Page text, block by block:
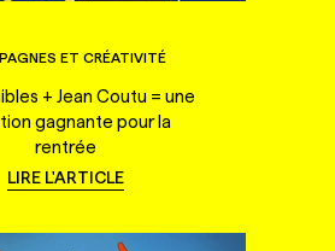
ET CRÉATIVITÉ
+ Jean Coutu = une
gagnante pour la
rentrée
LIRE L'ARTICLE